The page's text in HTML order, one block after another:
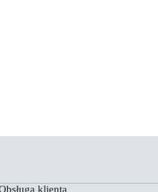
klienta